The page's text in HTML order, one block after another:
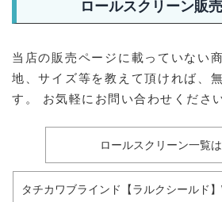
ロールスクリーン販
当店の販売ページに載っていない
地、サイズ等を教えて頂ければ、
す。 お気軽にお問い合わせください
ロールスクリーン一覧
タチカワブラインド【ラルクシールド